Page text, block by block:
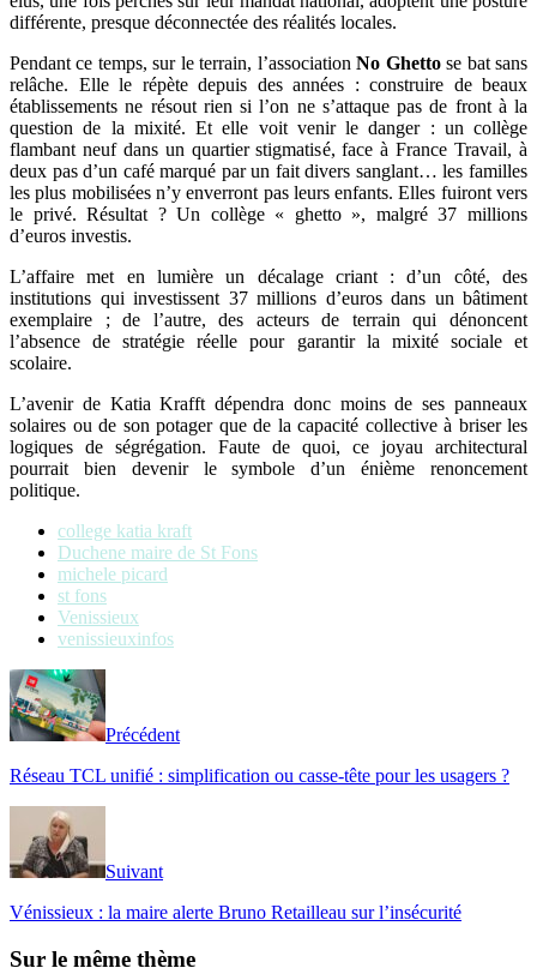
différente, presque déconnectée des réalités locales.
Pendant ce temps, sur le terrain, l’associationNo Ghettose bat sans
relâche. Elle le répète depuis des années : construire de beaux
établissements ne résout rien si l’on ne s’attaque pas de front à la
question de la mixité. Et elle voit venir le danger : un collège
flambant neuf dans un quartier stigmatisé, face à France Travail, à
deux pas d’un café marqué par un fait divers sanglant… les familles
les plus mobilisées n’y enverront pas leurs enfants. Elles fuiront vers
le privé. Résultat ? Un collège « ghetto », malgré 37 millions
d’euros investis.
L’affaire met en lumière un décalage criant : d’un côté, des
institutions qui investissent 37 millions d’euros dans un bâtiment
exemplaire ; de l’autre, des acteurs de terrain qui dénoncent
l’absence de stratégie réelle pour garantir la mixité sociale et
scolaire.
L’avenir de Katia Krafft dépendra donc moins de ses panneaux
solaires ou de son potager que de la capacité collective à briser les
logiques de ségrégation. Faute de quoi, ce joyau architectural
pourrait bien devenir le symbole d’un énième renoncement
politique.
college katia kraft
Duchene maire de St Fons
michele picard
st fons
Venissieux
venissieuxinfos
Précédent
Réseau TCL unifié : simplification ou casse-tête pour les usagers ?
Suivant
Vénissieux : la maire alerte Bruno Retailleau sur l’insécurité
Sur le même thème